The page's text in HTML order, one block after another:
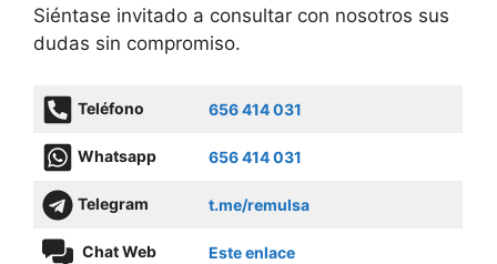
Siéntase invitado a consultar con nosotros sus
dudas sin compromiso.
Teléfono 656 414 031
Whatsapp 656 414 031
Telegram t.me/remulsa
Chat Web Este enlace